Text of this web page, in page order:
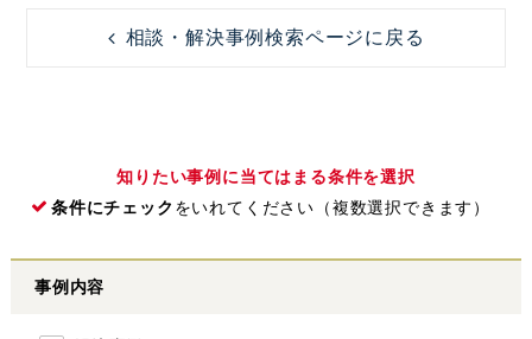
相談・解決事例検索ページに戻る
知りたい事例に当てはまる条件を選択
条件にチェック をいれてください（複数選択できます）
事例内容